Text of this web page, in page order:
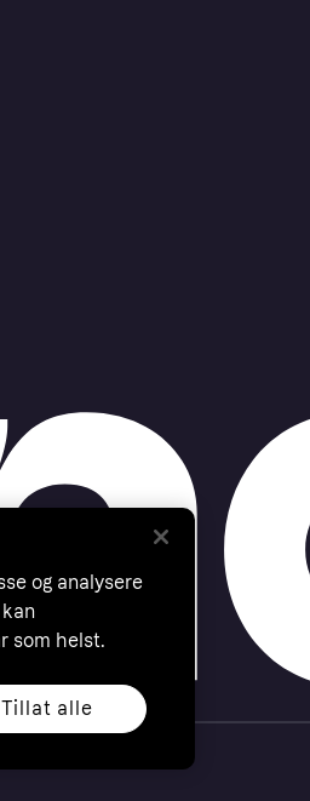
og analysere
som helst.
Tillat alle